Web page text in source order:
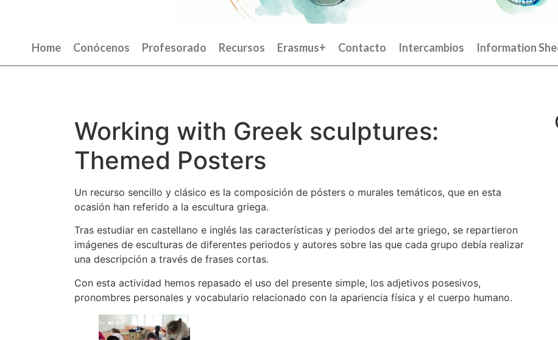
Home Conócenos Profesorado Recursos Erasmus+ Contacto Intercambios Information
Working with Greek sculptures:
Themed Posters
Un recurso sencillo y clásico es la composición de pósters o murales temáticos, que en esta
ocasión han referido a la escultura griega.
Tras estudiar en castellano e inglés las características y periodos del arte griego, se repartieron
imágenes de esculturas de diferentes periodos y autores sobre las que cada grupo debía realizar
una descripción a través de frases cortas.
Con esta actividad hemos repasado el uso del presente simple, los adjetivos posesivos,
pronombres personales y vocabulario relacionado con la apariencia física y el cuerpo humano.